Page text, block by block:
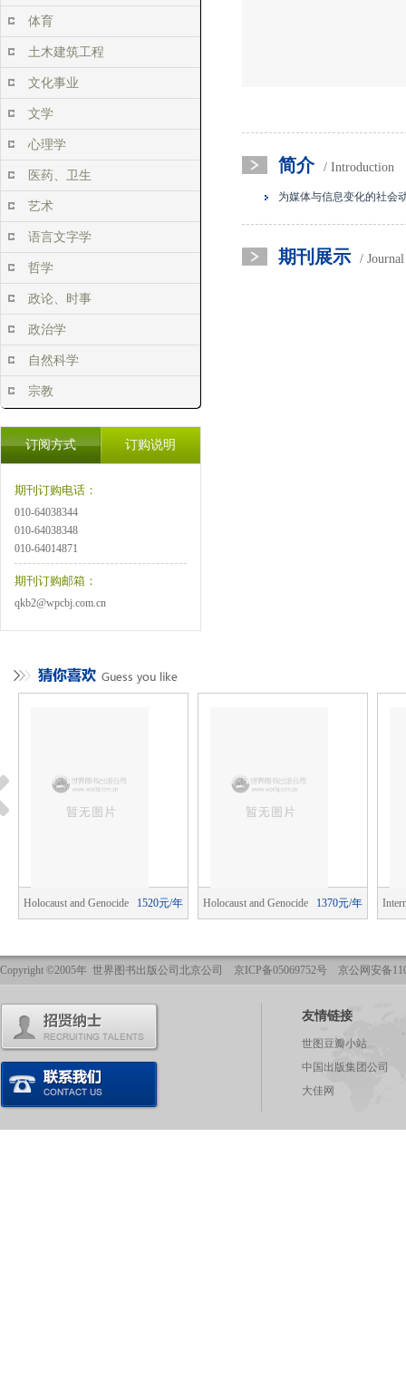
体育
土木建筑工程
文化事业
文学
心理学
医药、卫生
艺术
语言文字学
哲学
政论、时事
政治学
自然科学
宗教
订阅方式 订购说明
期刊订购电话：
010-64038344
010-64038348
010-64014871
期刊订购邮箱：
qkb2@wpcbj.com.cn
简介 / Introduction
为媒体与信息变化的社会
期刊展示 /
1520元/年
Holocaust and Genocide 1370元/年
Holocaust and Genocide
Copyright ©2005年 世界图书出版公司北京公司 京ICP备05069752号 京公网安备
友情链接
世图豆瓣小站
中国出版集团公司
大佳网